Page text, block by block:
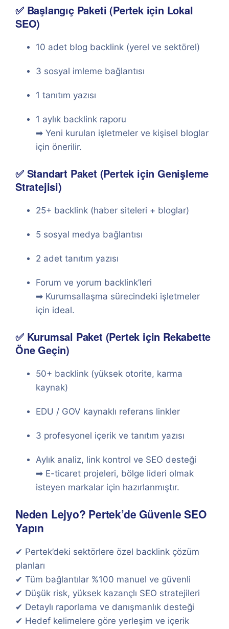
✅ Başlangıç Paketi (Pertek için Lokal
SEO)
10 adet blog backlink (yerel ve sektörel)
3 sosyal imleme bağlantısı
1 tanıtım yazısı
1 aylık backlink raporu
➡ Yeni kurulan işletmeler ve kişisel bloglar
için önerilir.
✅ Standart Paket (Pertek için Genişleme
Stratejisi)
25+ backlink (haber siteleri + bloglar)
5 sosyal medya bağlantısı
2 adet tanıtım yazısı
Forum ve yorum backlink’leri
➡ Kurumsallaşma sürecindeki işletmeler
için ideal.
✅ Kurumsal Paket (Pertek için Rekabette
Öne Geçin)
50+ backlink (yüksek otorite, karma
kaynak)
EDU / GOV kaynaklı referans linkler
3 profesyonel içerik ve tanıtım yazısı
Aylık analiz, link kontrol ve SEO desteği
➡ E-ticaret projeleri, bölge lideri olmak
isteyen markalar için hazırlanmıştır.
Neden Lejyo? Pertek’de Güvenle SEO
Yapın
✔ Pertek’deki sektörlere özel backlink çözüm
planları
✔ Tüm bağlantılar %100 manuel ve güvenli
✔ Düşük risk, yüksek kazançlı SEO stratejileri
✔ Detaylı raporlama ve danışmanlık desteği
✔ Hedef kelimelere göre yerleşim ve içerik